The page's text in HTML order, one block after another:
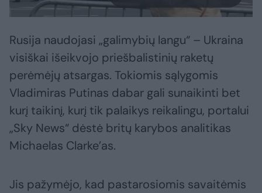
Rusija naudojasi „galimybių langu“ – Ukraina
visiškai išeikvojo priešbalistinių raketų
perėmėjų atsargas. Tokiomis sąlygomis
Vladimiras Putinas dabar gali sunaikinti bet
kurį taikinį, kurį tik palaikys reikalingu, portalui
„Sky News“ dėstė britų karybos analitikas
Michaelas Clarke’as.
Jis pažymėjo, kad pastarosiomis savaitėmis